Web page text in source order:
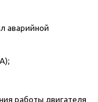
аварийной
работы двигателя